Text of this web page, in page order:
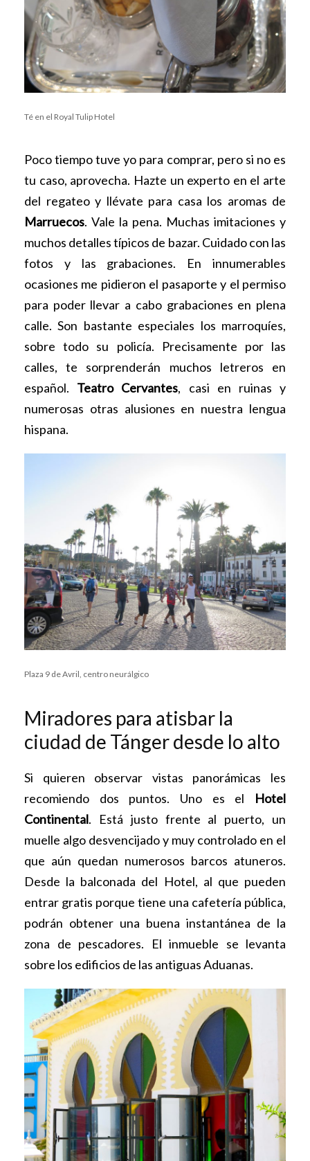
Té en el Royal Tulip Hotel
Poco tiempo tuve yo para comprar, pero si no es
tu caso, aprovecha. Hazte un experto en el arte
del regateo y llévate para casa los aromas de
Marruecos. Vale la pena. Muchas imitaciones y
muchos detalles típicos de bazar. Cuidado con las
fotos y las grabaciones. En innumerables
ocasiones me pidieron el pasaporte y el permiso
para poder llevar a cabo grabaciones en plena
calle. Son bastante especiales los marroquíes,
sobre todo su policía. Precisamente por las
calles, te sorprenderán muchos letreros en
español. Teatro Cervantes, casi en ruinas y
numerosas otras alusiones en nuestra lengua
hispana.
Plaza 9 de Avril, centro neurálgico
Miradores para atisbar la
ciudad de Tánger desde lo alto
Si quieren observar vistas panorámicas les
recomiendo dos puntos. Uno es el Hotel
Continental. Está justo frente al puerto, un
muelle algo desvencijado y muy controlado en el
que aún quedan numerosos barcos atuneros.
Desde la balconada del Hotel, al que pueden
entrar gratis porque tiene una cafetería pública,
podrán obtener una buena instantánea de la
zona de pescadores. El inmueble se levanta
sobre los edificios de las antiguas Aduanas.